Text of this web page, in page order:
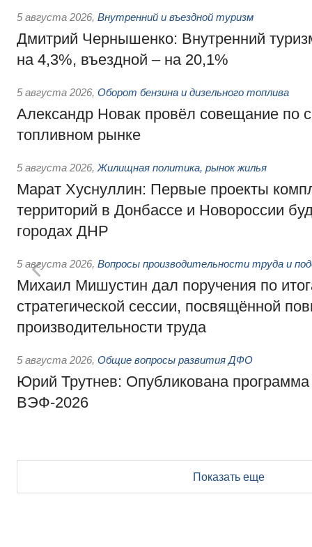
5 августа 2026, Внутренний и въездной туризм
Дмитрий Чернышенко: Внутренний
на 4,3%, въездной – на 20,1%
5 августа 2026, Оборот бензина и дизельного топлива
Александр Новак провёл совещание по
топливном рынке
5 августа 2026, Жилищная политика, рынок жилья
Марат Хуснуллин: Первые проекты
территорий в Донбассе и Новороссии
городах ДНР
5 августа 2026, Вопросы производительности труда и
Михаил Мишустин дал поручения по
стратегической сессии, посвящённой
производительности труда
5 августа 2026, Общие вопросы развития ДФО
Юрий Трутнев: Опубликована
ВЭФ-2026
Показать еще